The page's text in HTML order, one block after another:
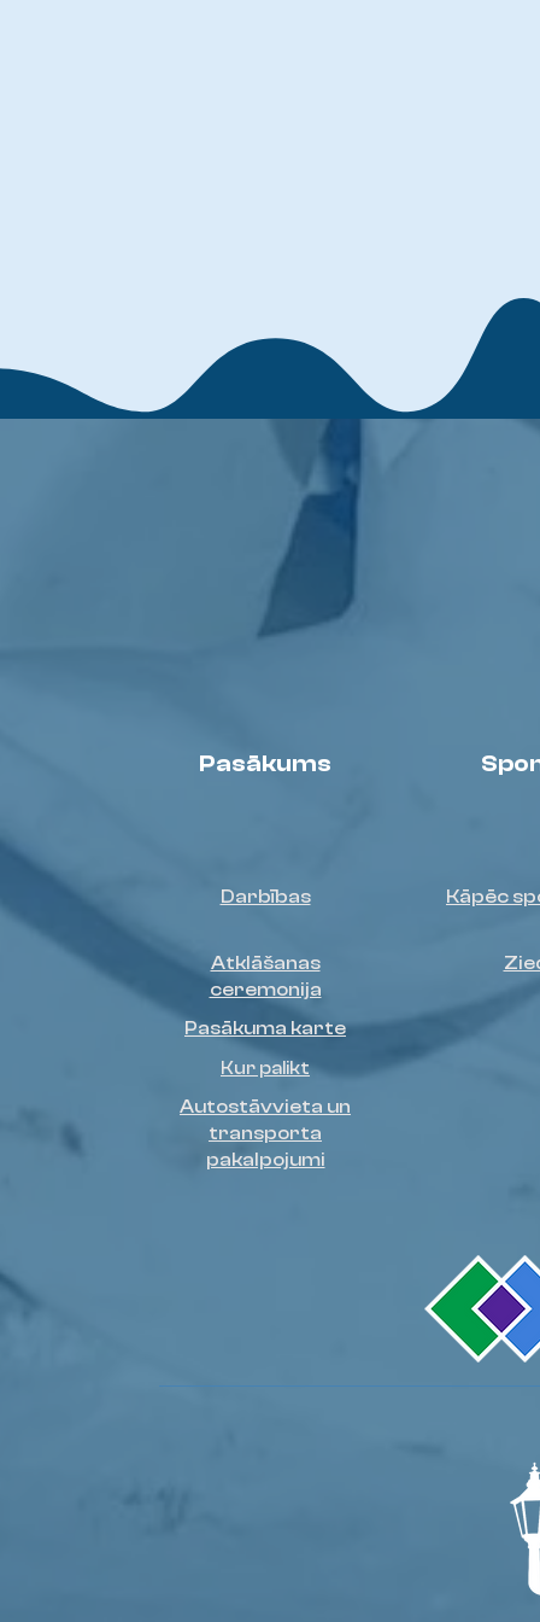
Pasākums
Darbības
Atklāšanas
ceremonija
Pasākuma karte
Kur palikt
Autostāvvieta un
transporta
pakalpojumi
Kāpēc